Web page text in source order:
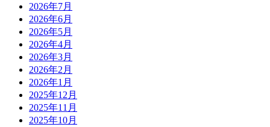
2026年7月
2026年6月
2026年5月
2026年4月
2026年3月
2026年2月
2026年1月
2025年12月
2025年11月
2025年10月